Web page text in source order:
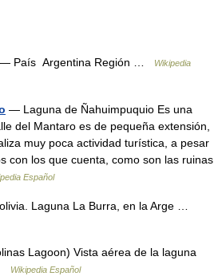
— País Argentina Región …
Wikipedia
— Laguna de Ñahuimpuquio Es una
del Mantaro es de pequeña extensión,
muy poca actividad turística, a pesar
con los que cuenta, como son las ruinas
Español
Laguna La Burra, en la Arge …
Lagoon) Vista aérea de la laguna
Wikipedia Español